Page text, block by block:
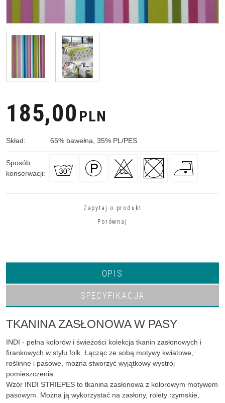
185,00 PLN
Skład: 65% bawełna, 35% PL/PES
Sposób
konserwacji:
Zapytaj o produkt
Porównaj
OPIS
SPECYFIKACJA
TKANINA ZASŁONOWA W PASY
INDI - pełna kolorów i świeżości kolekcja tkanin zasłonowych i
firankowych w stylu folk. Łącząc ze sobą motywy kwiatowe,
roślinne i pasowe, można stworzyć wyjątkowy wystrój
pomieszczenia.
Wzór INDI STRIEPES to tkanina zasłonowa z kolorowym motywem
pasowym. Można ją wykorzystać na zasłony, rolety rzymskie,